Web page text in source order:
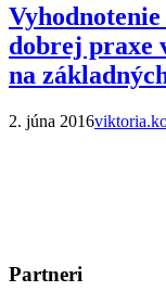
dobrej praxe
na
2. júna 2016
Partneri